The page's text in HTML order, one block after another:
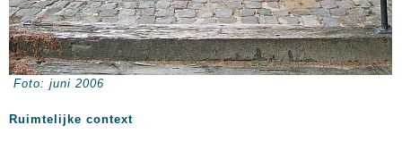
Foto: juni 2006
Ruimtelijke context